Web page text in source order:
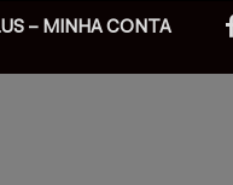
– MINHA CONTA